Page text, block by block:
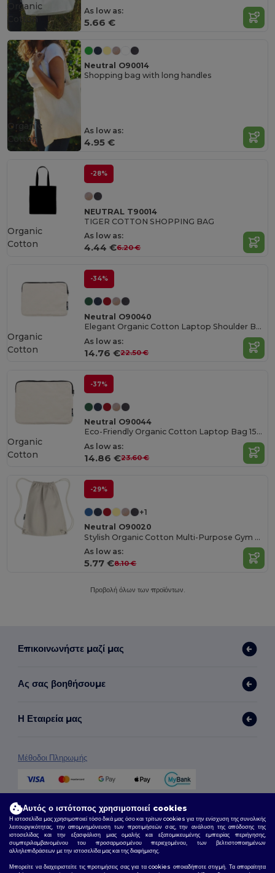
As low as:
5.66 €
Organic
Cotton
Neutral O90014
Shopping bag with long handles
As low as:
4.95 €
Organic
Cotton
-28%
NEUTRAL T90014
TIGER COTTON SHOPPING BAG
As low as:
4.44 €6.20 €
Organic
Cotton
-34%
Neutral O90040
Elegant Organic Cotton Laptop Shoulder Bag
As low as:
14.76 €22.50 €
Organic
Cotton
-37%
Neutral O90044
Eco-Friendly Organic Cotton Laptop Bag 15-Inch
As low as:
14.86 €23.60 €
Organic
Cotton
-29%
+1
Neutral O90020
Stylish Organic Cotton Multi-Purpose Gym Bag
As low as:
5.77 €8.10 €
Προβολή όλων των προϊόντων.
Επικοινωνήστε μαζί μας
Ας σας βοηθήσουμε
Η Εταιρεία μας
Μέθοδοι Πληρωμής
Μέθοδοι Αποστολής
Αυτός ο ιστότοπος χρησιμοποιεί cookies
Η ιστοσελίδα μας χρησιμοποιεί τόσο δικά μας όσο και τρίτων cookies για την ενίσχυση της συνολικής
λειτουργικότητας, την απομνημόνευση των προτιμήσεών σας, την ανάλυση της απόδοσης της
ιστοσελίδας και την εξασφάλιση μιας ομαλής και εξατομικευμένης εμπειρίας περιήγησης,
συμπεριλαμβανομένου του προσαρμοσμένου περιεχομένου, των βελτιστοποιημένων
αλληλεπιδράσεων με την ιστοσελίδα μας και της διαφήμισης.
Μπορείτε να διαχειριστείτε τις προτιμήσεις σας για τα cookies οποιαδήποτε στιγμή. Τα απαραίτητα